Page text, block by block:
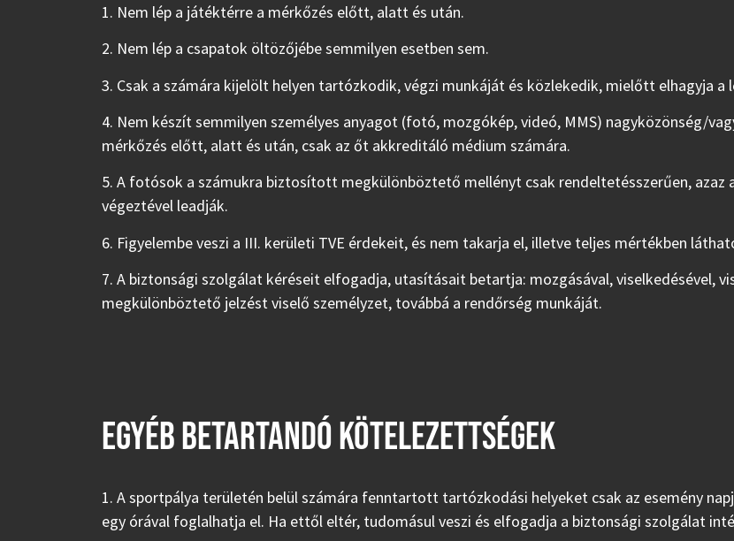
1. Nem lép a játéktérre a mérkőzés előtt, alatt és után.
2. Nem lép a csapatok öltözőjébe semmilyen esetben sem.
3. Csak a számára kijelölt helyen tartózkodik, végzi munkáját és közlekedik, mielőtt elhagyja a
4. Nem készít semmilyen személyes anyagot (fotó, mozgókép, videó, MMS) nagyközönség/
mérkőzés előtt, alatt és után, csak az őt akkreditáló médium számára.
5. A fotósok a számukra biztosított megkülönböztető mellényt csak rendeltetésszerűen, azaz
végeztével leadják.
6. Figyelembe veszi a III. kerületi TVE érdekeit, és nem takarja el, illetve teljes mértékben
7. A biztonsági szolgálat kéréseit elfogadja, utasításait betartja: mozgásával, viselkedésével,
megkülönböztető jelzést viselő személyzet, továbbá a rendőrség munkáját.
EGYÉB BETARTANDÓ KÖTELEZETTSÉGEK
1. A sportpálya területén belül számára fenntartott tartózkodási helyeket csak az esemény
egy órával foglalhatja el. Ha ettől eltér, tudomásul veszi és elfogadja a biztonsági szolgálat